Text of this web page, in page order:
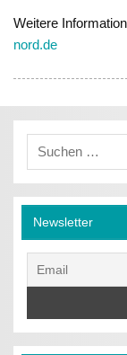
Weitere
nord.de
Newsletter